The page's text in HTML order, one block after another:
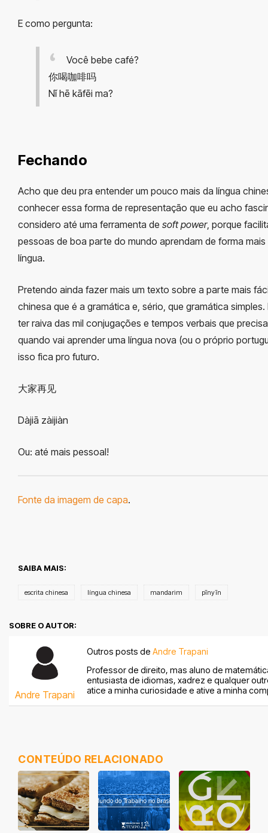
E como pergunta:
Você bebe café?
你喝咖啡吗
Nǐ hē kāfēi ma?
Fechando
Acho que deu pra entender um pouco mais da língua
conhecer essa forma de representação que eu acho
considero até uma ferramenta de soft power, porque
pessoas de boa parte do mundo aprendam de forma mais
língua.
Pretendo ainda fazer mais um texto sobre a parte mais
chinesa que é a gramática e, sério, que gramática
ter raiva das mil conjugações e tempos verbais que
quando vai aprender uma língua nova (ou o próprio
isso fica pro futuro.
大家再见
Dàjiā zàijiàn
Ou: até mais pessoal!
Fonte da imagem de capa.
SAIBA MAIS:
escrita chinesa língua chinesa mandarim pīnyīn
SOBRE O AUTOR:
Andre Trapani
Outros posts de Andre Trapani
Professor de direito, mas aluno de
entusiasta de idiomas, xadrez e qualquer
atice a minha curiosidade e ative a minha
CONTEÚDO RELACIONADO